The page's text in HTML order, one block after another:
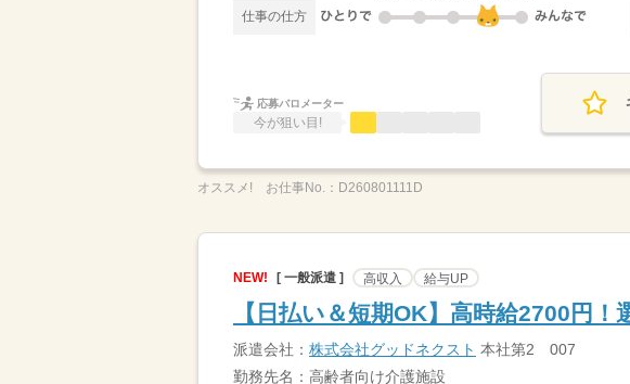
仕事の仕方
応募バロメーター
今が狙い目!
オススメ! お仕事No.： D260801111D
NEW! [ 一般派遣 ] 高収入 給与UP
【日払い＆短期OK】高時給2700円
派遣会社： 株式会社グッドネクスト 本社第2 007
勤務先名：高齢者向け介護施設